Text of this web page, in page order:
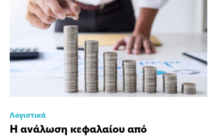
Λογιστικά
Η ανάλωση κεφαλαίου από